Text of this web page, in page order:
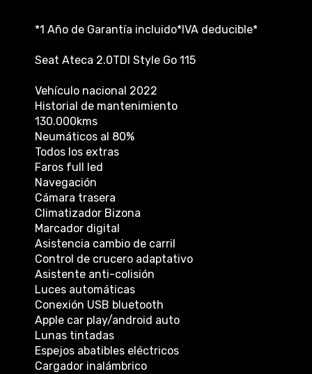
*1 Año de Garantía incluido*IVA deducible*
Seat Ateca 2.0TDI Style Go 115
Vehículo nacional 2022
Historial de mantenimiento
130.000kms
Neumáticos al 80%
Todos los extras
Faros full led
Navegación
Cámara trasera
Climatizador Bizona
Marcador digital
Asistencia cambio de carril
Control de crucero adaptativo
Asistente anti-colisión
Luces automáticas
Conexión USB bluetooth
Apple car play/android auto
Lunas tintadas
Espejos abatibles eléctricos
Cargador inalámbrico